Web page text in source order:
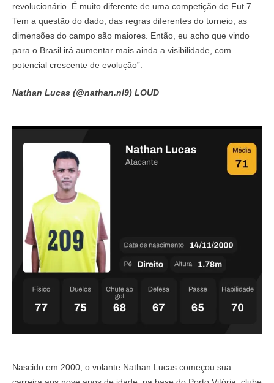
revolucionário. É muito diferente de uma competição de Fut 7.
Tem a questão do dado, das regras diferentes do torneio, as
dimensões do campo são maiores. Então, eu acho que vindo
para o Brasil irá aumentar mais ainda a visibilidade, com
potencial crescente de evolução”.
Nathan Lucas (@nathan.nl9) LOUD
Nascido em 2000, o volante Nathan Lucas começou sua